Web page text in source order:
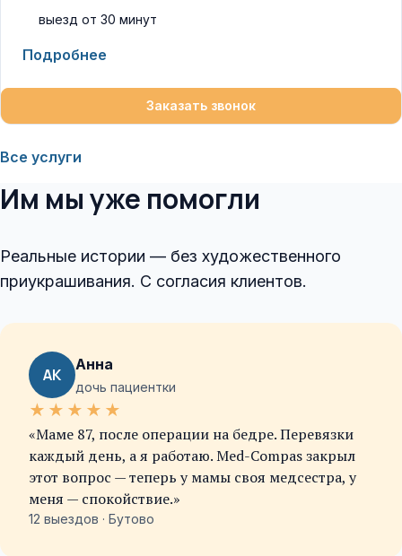
выезд от 30 минут
Подробнее
Заказать звонок
Все услуги
Им мы уже помогли
Реальные истории — без художественного
приукрашивания. С согласия клиентов.
АК
Анна
дочь пациентки
★ ★ ★ ★ ★
«Маме 87, после операции на бедре. Перевязки
каждый день, а я работаю. Med-Compas закрыл
этот вопрос — теперь у мамы своя медсестра, у
меня — спокойствие.»
12 выездов · Бутово